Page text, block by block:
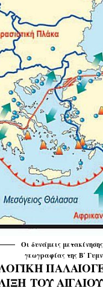
Οι δυνάμεις
γεωγραφίας της Β΄
ΤΟΥ